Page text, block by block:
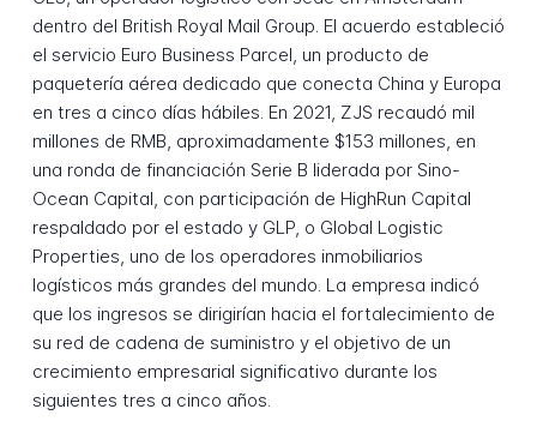
dentro del British Royal Mail Group. El acuerdo estableció
el servicio Euro Business Parcel, un producto de
paquetería aérea dedicado que conecta China y Europa
en tres a cinco días hábiles. En 2021, ZJS recaudó mil
millones de RMB, aproximadamente $153 millones, en
una ronda de financiación Serie B liderada por Sino-
Ocean Capital, con participación de HighRun Capital
respaldado por el estado y GLP, o Global Logistic
Properties, uno de los operadores inmobiliarios
logísticos más grandes del mundo. La empresa indicó
que los ingresos se dirigirían hacia el fortalecimiento de
su red de cadena de suministro y el objetivo de un
crecimiento empresarial significativo durante los
siguientes tres a cinco años.